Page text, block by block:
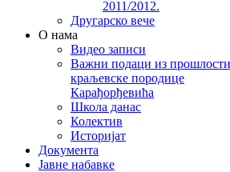
2011/2012.
Другарско вече
O нама
Видео записи
Важни подаци из прошлости
краљевске породице
Карађорђевића
Школа данас
Колектив
Историјат
Документа
Јавне набавке